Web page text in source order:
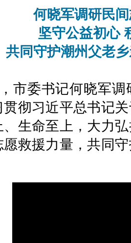
何晓军调研民
坚守公益初心
共同守护潮州父老
市委书记何晓军
彻习近平总书记
生命至上，大力
救援力量，共同